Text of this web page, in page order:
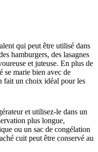
qui peut être utilisé dans
hamburgers, des lasagnes
et juteuse. En plus de
se marie bien avec de
fait un choix idéal pour les
et utilisez-le dans un
plus longue,
ou un sac de congélation
cuit peut être conservé au